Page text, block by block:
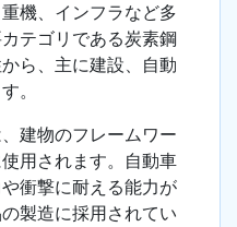
機、インフラなど多
テゴリである炭素鋼
ら、主に建設、自動
。
建物のフレームワー
用されます。自動車
衝撃に耐える能力が
製造に採用されてい